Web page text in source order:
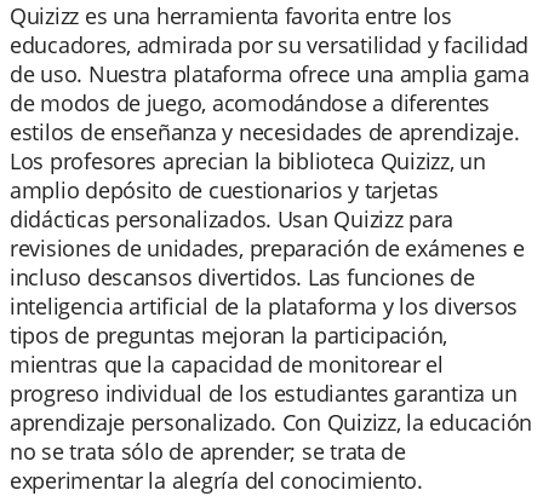
Quizizz es una herramienta favorita entre los
educadores, admirada por su versatilidad y facilidad
de uso. Nuestra plataforma ofrece una amplia gama
de modos de juego, acomodándose a diferentes
estilos de enseñanza y necesidades de aprendizaje.
Los profesores aprecian la biblioteca Quizizz, un
amplio depósito de cuestionarios y tarjetas
didácticas personalizados. Usan Quizizz para
revisiones de unidades, preparación de exámenes e
incluso descansos divertidos. Las funciones de
inteligencia artificial de la plataforma y los diversos
tipos de preguntas mejoran la participación,
mientras que la capacidad de monitorear el
progreso individual de los estudiantes garantiza un
aprendizaje personalizado. Con Quizizz, la educación
no se trata sólo de aprender; se trata de
experimentar la alegría del conocimiento.